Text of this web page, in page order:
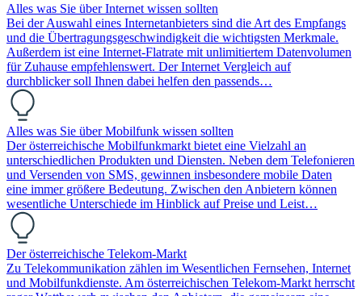
Alles was Sie über Internet wissen sollten
Bei der Auswahl eines Internetanbieters sind die Art des Empfangs
und die Übertragungsgeschwindigkeit die wichtigsten Merkmale.
Außerdem ist eine Internet-Flatrate mit unlimitiertem Datenvolumen
für Zuhause empfehlenswert. Der Internet Vergleich auf
durchblicker soll Ihnen dabei helfen den passends…
Alles was Sie über Mobilfunk wissen sollten
Der österreichische Mobilfunkmarkt bietet eine Vielzahl an
unterschiedlichen Produkten und Diensten. Neben dem Telefonieren
und Versenden von SMS, gewinnen insbesondere mobile Daten
eine immer größere Bedeutung. Zwischen den Anbietern können
wesentliche Unterschiede im Hinblick auf Preise und Leist…
Der österreichische Telekom-Markt
Zu Telekommunikation zählen im Wesentlichen Fernsehen, Internet
und Mobilfunkdienste. Am österreichischen Telekom-Markt herrscht